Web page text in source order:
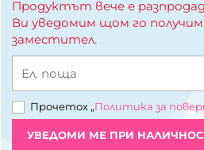
Продуктът вече е
Ви уведомим щом го
заместител.
Ел. поща
Прочетох „Политика за
УВЕДОМИ МЕ ПРИ